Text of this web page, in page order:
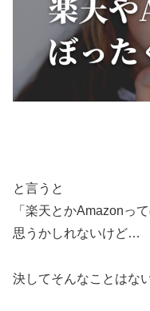
と言うと
「楽天とかAmazonっ
思うかしれないけど…
決してそんなことはない